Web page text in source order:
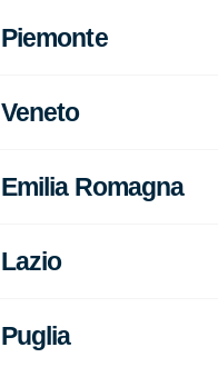
Piemonte
Veneto
Emilia Romagna
Lazio
Puglia